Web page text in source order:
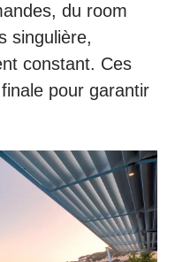
du room
singulière,
constant. Ces
pour garantir